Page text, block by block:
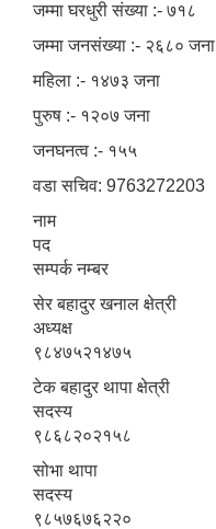
जम्मा घरधुरी संख्या :- ७१८
जम्मा जनसंख्या :- २६८० जना
महिला :- १४७३ जना
पुरुष :- १२०७ जना
जनघनत्व :- १५५
वडा सचिव: 9763272203
नाम
पद
सम्पर्क नम्बर
सेर बहादुर खनाल क्षेत्री
अध्यक्ष
९८४७५२१४७५
टेक बहादुर थापा क्षेत्री
सदस्य
९८६८२०२१५८
सोभा थापा
सदस्य
९८५७६७६२२०